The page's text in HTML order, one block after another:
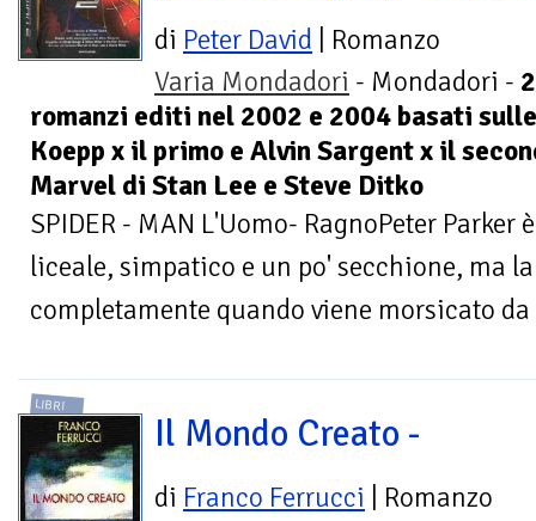
di Peter David | Romanzo
Varia Mondadori - Mondadori - 2
romanzi editi nel 2002 e 2004 basati
Koepp x il primo e Alvin Sargent x il
Marvel di Stan Lee e Steve Ditko
SPIDER - MAN L'Uomo- RagnoPeter
liceale, simpatico e un po' secchione, ma
completamente quando viene morsicato
LIBRI
Il Mondo Creato -
di Franco Ferrucci | Romanzo